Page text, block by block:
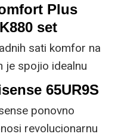
Plus
set
sati komfor na
je spojio idealnu
miša s naprednim
65UR9S
ponovno
revolucionarnu